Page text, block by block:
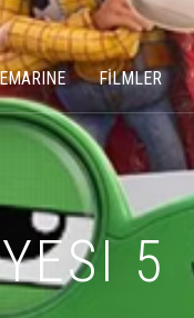
FİLMLER
5